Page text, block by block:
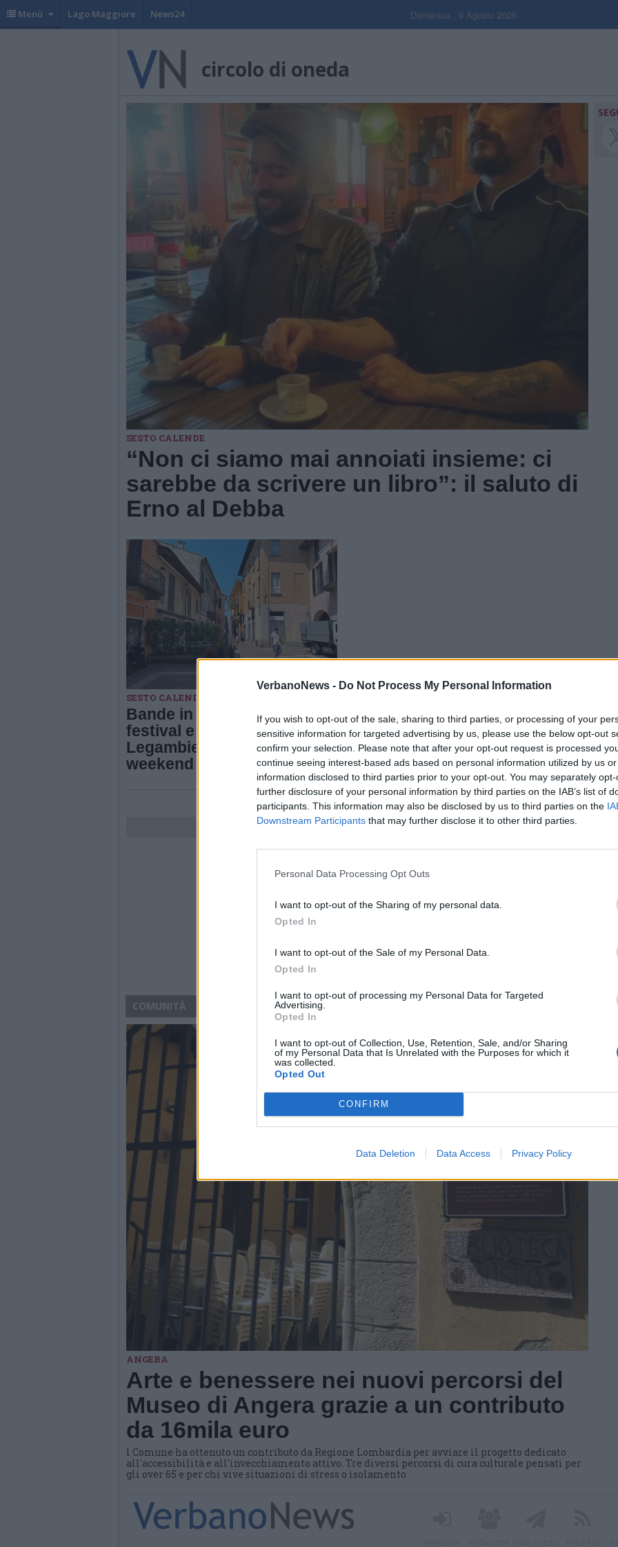
VerbanoNews - Do Not Process My Personal Information
If you wish to opt-out of the sale, sharing to third parties, or processing of your
sensitive information for targeted advertising by us, please use the below opt-out
confirm your selection. Please note that after your opt-out request is processed
continue seeing interest-based ads based on personal information utilized by us
information disclosed to third parties prior to your opt-out. You may separately
further disclosure of your personal information by third parties on the IAB’s list of
participants. This information may also be disclosed by us to third parties on the
Downstream Participants that may further disclose it to other third parties.
Personal Data Processing Opt Outs
I want to opt-out of the Sharing of my personal data.
Opted In
I want to opt-out of the Sale of my Personal Data.
Opted In
I want to opt-out of processing my Personal Data for Targeted
Advertising.
Opted In
I want to opt-out of Collection, Use, Retention, Sale, and/or Sharing
of my Personal Data that Is Unrelated with the Purposes for which it
was collected.
Opted Out
CONFIRM
Data Deletion Data Access Privacy Policy
Menù Lago Maggiore News24 Domenica , 9 Agosto 2026
circolo di oneda
SESTO CALENDE
“Non ci siamo mai annoiati insieme: ci
sarebbe da scrivere un libro”: il saluto di
Erno al Debba
SESTO CALENDE
Bande in Piazza, Oneda in
festival e la pedalata di
Legambiente: cosa fare nel
weekend a Sesto Calende
Guarda l'archivio
COMUNITÀ
ANGERA
Arte e benessere nei nuovi percorsi del
Museo di Angera grazie a un contributo
da 16mila euro
l Comune ha ottenuto un contributo da Regione Lombardia per avviare il progetto dedicato
all'accessibilità e all'invecchiamento attivo. Tre diversi percorsi di cura culturale pensati per
gli over 65 e per chi vive situazioni di stress o isolamento